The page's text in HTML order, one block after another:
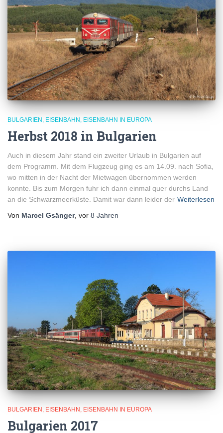
BULGARIEN EISENBAHN EISENBAHN IN EUROPA
Herbst 2018 in Bulgarien
Auch in diesem Jahr stand ein zweiter Urlaub in Bulgarien auf
dem Programm. Mit dem Flugzeug ging es am 14.09. nach Sofia,
wo mitten in der Nacht der Mietwagen übernommen werden
konnte. Bis zum Morgen fuhr ich dann einmal quer durchs Land
an die Schwarzmeerküste. Damit war dann leider der Weiterlesen
Von Marcel Gsänger, vor 8 Jahren
BULGARIEN EISENBAHN EISENBAHN IN EUROPA
Bulgarien 2017